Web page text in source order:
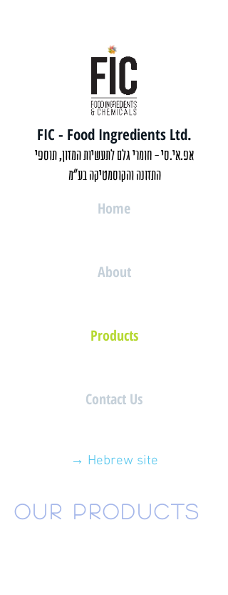
FIC - Food Ingredients Ltd.
אפ.אי.סי - חומרי גלם לתעשיות המזון, תוספי
התזונה והקוסמטיקה בע"מ
Home
About
Products
Contact Us
→ Hebrew site
OUR PRODUCTS